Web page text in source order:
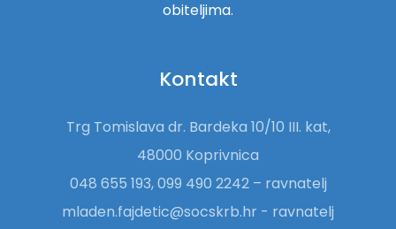
obiteljima.
Kontakt
Trg Tomislava dr. Bardeka 10/10 III. kat,
48000 Koprivnica
048 655 193, 099 490 2242 – ravnatelj
mladen.fajdetic@socskrb.hr - ravnatelj